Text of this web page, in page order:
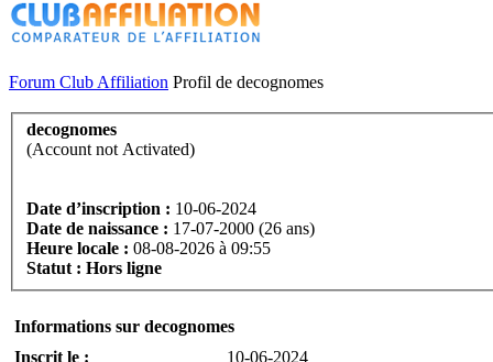
Forum Club Affiliation Profil de decognomes
decognomes
(Account not Activated)
Date d’inscription : 10-06-2024
Date de naissance : 17-07-2000 (26 ans)
Heure locale : 08-08-2026 à 09:55
Statut : Hors ligne
Informations sur decognomes
Inscrit le :
10-06-2024